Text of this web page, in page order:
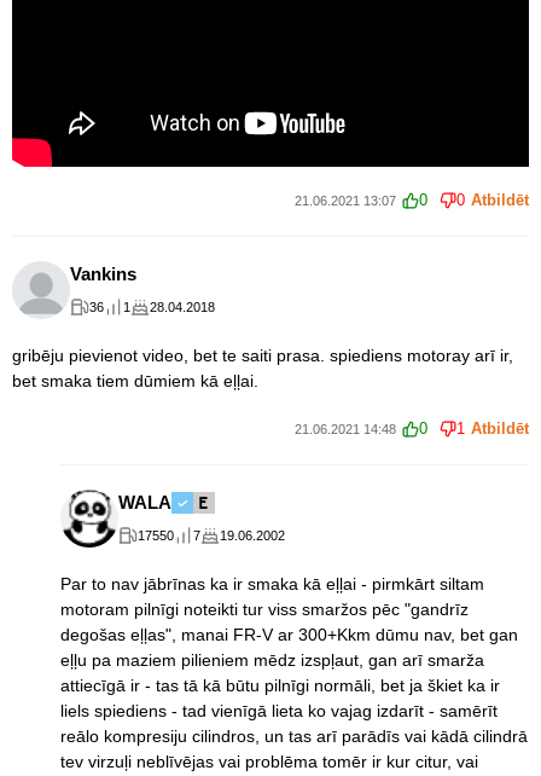
21.06.2021 13:07 0 0 Atbildēt
Vankins
36 1 28.04.2018
gribēju pievienot video, bet te saiti prasa. spiediens motoray arī ir,
bet smaka tiem dūmiem kā eļļai.
21.06.2021 14:48 0 1 Atbildēt
WALA
17550 7 19.06.2002
Par to nav jābrīnas ka ir smaka kā eļļai - pirmkārt siltam
motoram pilnīgi noteikti tur viss smaržos pēc "gandrīz
degošas eļļas", manai FR-V ar 300+Kkm dūmu nav, bet gan
eļļu pa maziem pilieniem mēdz izspļaut, gan arī smarža
attiecīgā ir - tas tā kā būtu pilnīgi normāli, bet ja škiet ka ir
liels spiediens - tad vienīgā lieta ko vajag izdarīt - samērīt
reālo kompresiju cilindros, un tas arī parādīs vai kādā cilindrā
tev virzuļi neblīvējas vai problēma tomēr ir kur citur, vai